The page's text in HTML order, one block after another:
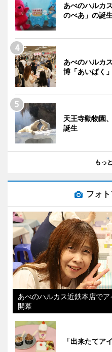
あべのハルカ
のべあ」の誕
あべのハルカ
博「あいぱく
天王寺動物園
誕生
もっ
フォ
あべのハルカス近鉄本店でア
開幕
「出来たてア